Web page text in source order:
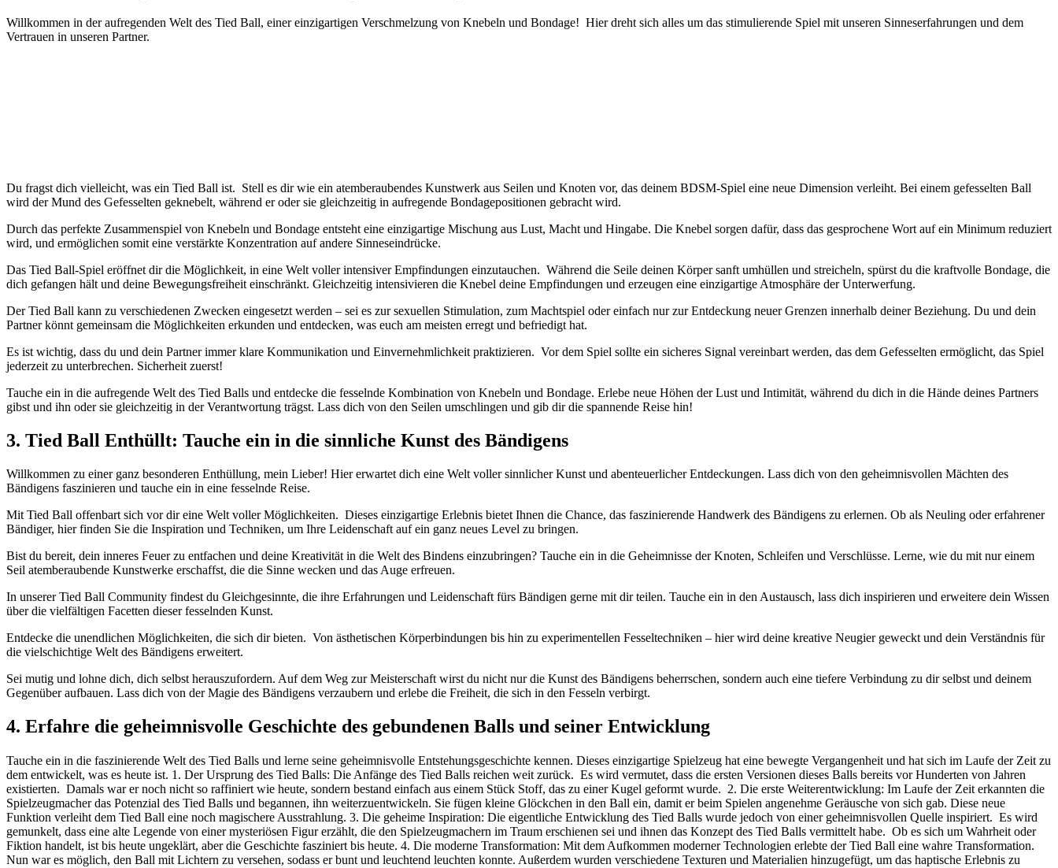
Willkommen in der aufregenden Welt des Tied Ball, ⁣einer einzigartigen Verschmelzung von Knebeln und Bondage! ⁢ Hier dreht sich alles um das stimulierende Spiel mit unseren Sinneserfahrungen und dem
Vertrauen in unseren Partner.
Du fragst dich vielleicht, was ein Tied Ball ist. ‍ Stell es dir ⁣wie ein atemberaubendes Kunstwerk aus Seilen und Knoten vor, das deinem BDSM-Spiel eine neue Dimension ​verleiht. Bei einem gefesselten Ball
⁤wird der Mund des⁤ Gefesselten geknebelt, während er oder‌ sie gleichzeitig in aufregende Bondagepositionen gebracht ⁢wird.
Durch das perfekte Zusammenspiel von ‍Knebeln ​und Bondage ‌entsteht eine einzigartige ​Mischung aus Lust, Macht und Hingabe. Die Knebel sorgen ​dafür, dass das gesprochene Wort auf ein Minimum reduziert
wird, und⁤ ermöglichen somit eine verstärkte Konzentration auf andere Sinneseindrücke.
Das Tied Ball-Spiel eröffnet dir die ​Möglichkeit, in eine Welt voller intensiver Empfindungen einzutauchen. ‍ Während die Seile deinen ⁣Körper sanft umhüllen und streicheln, spürst du die kraftvolle Bondage, die
dich gefangen hält‍ und deine ⁤Bewegungsfreiheit einschränkt. Gleichzeitig intensivieren die Knebel deine Empfindungen und erzeugen eine einzigartige Atmosphäre der Unterwerfung.
Der Tied‍ Ball kann zu verschiedenen Zwecken eingesetzt werden – sei es zur sexuellen Stimulation, zum Machtspiel oder einfach nur zur Entdeckung neuer Grenzen innerhalb deiner​ Beziehung. Du und dein
Partner könnt gemeinsam die Möglichkeiten erkunden und entdecken, was euch am meisten erregt und⁣ befriedigt‍ hat.
Es ist wichtig, dass​ du und dein​ Partner immer klare Kommunikation und​ Einvernehmlichkeit praktizieren. ⁤ Vor dem Spiel sollte‌ ein sicheres Signal vereinbart werden, das dem Gefesselten ermöglicht, das Spiel
jederzeit zu ​unterbrechen. ​Sicherheit ⁤zuerst!
Tauche‍ ein in⁤ die aufregende Welt des ⁣Tied Balls und entdecke die fesselnde Kombination von Knebeln und Bondage. Erlebe neue Höhen der Lust und Intimität, während du dich ‍in die Hände deines⁤ Partners⁣
gibst und ihn oder sie gleichzeitig in der Verantwortung trägst. Lass ​dich von den Seilen umschlingen und gib dir die spannende​ Reise hin!
3.⁤ Tied ⁣Ball Enthüllt: Tauche ein in die sinnliche Kunst des Bändigens
Willkommen zu einer ganz besonderen Enthüllung, mein Lieber! Hier erwartet dich eine Welt voller sinnlicher Kunst und⁣ abenteuerlicher Entdeckungen. Lass dich von den ‌geheimnisvollen Mächten des
Bändigens faszinieren und tauche ein in ‍eine‍ fesselnde Reise.
Mit Tied Ball offenbart sich vor ⁢dir eine Welt ⁤voller Möglichkeiten. ‍ Dieses einzigartige Erlebnis bietet Ihnen die Chance, das faszinierende Handwerk des Bändigens zu erlernen. Ob als Neuling oder erfahrener
Bändiger, hier finden Sie die Inspiration und Techniken, um Ihre Leidenschaft auf ein ganz neues Level zu bringen.
Bist du bereit, dein inneres Feuer ⁢zu⁢ entfachen und deine Kreativität in ⁣die ​Welt des Bindens einzubringen?‍ Tauche ein in die Geheimnisse der Knoten, Schleifen und Verschlüsse. Lerne, wie du mit nur einem
Seil atemberaubende Kunstwerke erschaffst, die die Sinne wecken und das Auge erfreuen.
In unserer Tied Ball Community findest du Gleichgesinnte, die ihre Erfahrungen ‍und Leidenschaft fürs Bändigen gerne mit‍ dir teilen.‌ Tauche ein in den Austausch, lass dich inspirieren und ‌erweitere dein Wissen
über die vielfältigen Facetten dieser fesselnden Kunst.
Entdecke die unendlichen Möglichkeiten, die sich dir bieten. ⁤ Von ästhetischen ⁢Körperbindungen ⁤bis hin zu experimentellen Fesseltechniken – hier‍ wird deine kreative Neugier geweckt und dein Verständnis für
die vielschichtige Welt​ des Bändigens erweitert.
Sei ‍mutig ‍und lohne dich, dich selbst herauszufordern. Auf dem Weg zur Meisterschaft‌ wirst‍ du nicht nur die Kunst des Bändigens beherrschen, ‌sondern​ auch eine tiefere Verbindung ⁣zu dir selbst und deinem
Gegenüber aufbauen. Lass dich von der Magie des Bändigens verzaubern und erlebe ⁢die Freiheit, die sich in den Fesseln verbirgt.
4. Erfahre die geheimnisvolle Geschichte des gebundenen Balls und seiner Entwicklung
Tauche ein in die faszinierende ​Welt des Tied Balls und lerne seine geheimnisvolle Entstehungsgeschichte kennen.⁢ Dieses ⁣einzigartige⁣ Spielzeug hat‌ eine bewegte Vergangenheit und hat sich im Laufe der‌ Zeit zu⁢
dem entwickelt, was es heute​ ist. 1. Der⁢ Ursprung des Tied Balls: Die Anfänge des Tied Balls reichen weit zurück. ‍ Es wird⁣ vermutet, dass die ersten Versionen dieses Balls bereits ⁤vor Hunderten von Jahren
existierten. ⁣ Damals war er noch nicht so raffiniert wie heute, sondern bestand einfach ‌aus einem⁤ Stück Stoff, das zu einer Kugel geformt wurde. ⁢ 2. Die erste Weiterentwicklung: Im Laufe der Zeit erkannten die
Spielzeugmacher das Potenzial des Tied Balls und begannen, ihn ‌weiterzuentwickeln. Sie ‌fügen kleine ‍Glöckchen⁤ in ​den Ball ein, damit er beim Spielen angenehme Geräusche von sich ‌gab. Diese neue
Funktion verleiht dem ​Tied Ball eine noch magischere Ausstrahlung. 3. Die geheime Inspiration: Die eigentliche Entwicklung des Tied Balls wurde jedoch von einer geheimnisvollen Quelle inspiriert. ⁤ Es wird
gemunkelt,‍ dass eine alte Legende von ​einer mysteriösen Figur erzählt, die den Spielzeugmachern im Traum‌ erschienen sei und ihnen das Konzept des Tied Balls vermittelt habe. ‌ Ob ​es sich um Wahrheit oder
Fiktion handelt, ist bis ⁣heute ungeklärt, aber die Geschichte fasziniert bis heute. 4. Die moderne Transformation: Mit dem Aufkommen moderner Technologien erlebte der Tied Ball eine⁣ wahre Transformation.
Nun war es möglich, den Ball⁤ mit Lichtern zu⁢ versehen, ​sodass er bunt und leuchtend leuchten konnte. Außerdem‌ wurden verschiedene Texturen und Materialien hinzugefügt, um das haptische Erlebnis ⁣zu